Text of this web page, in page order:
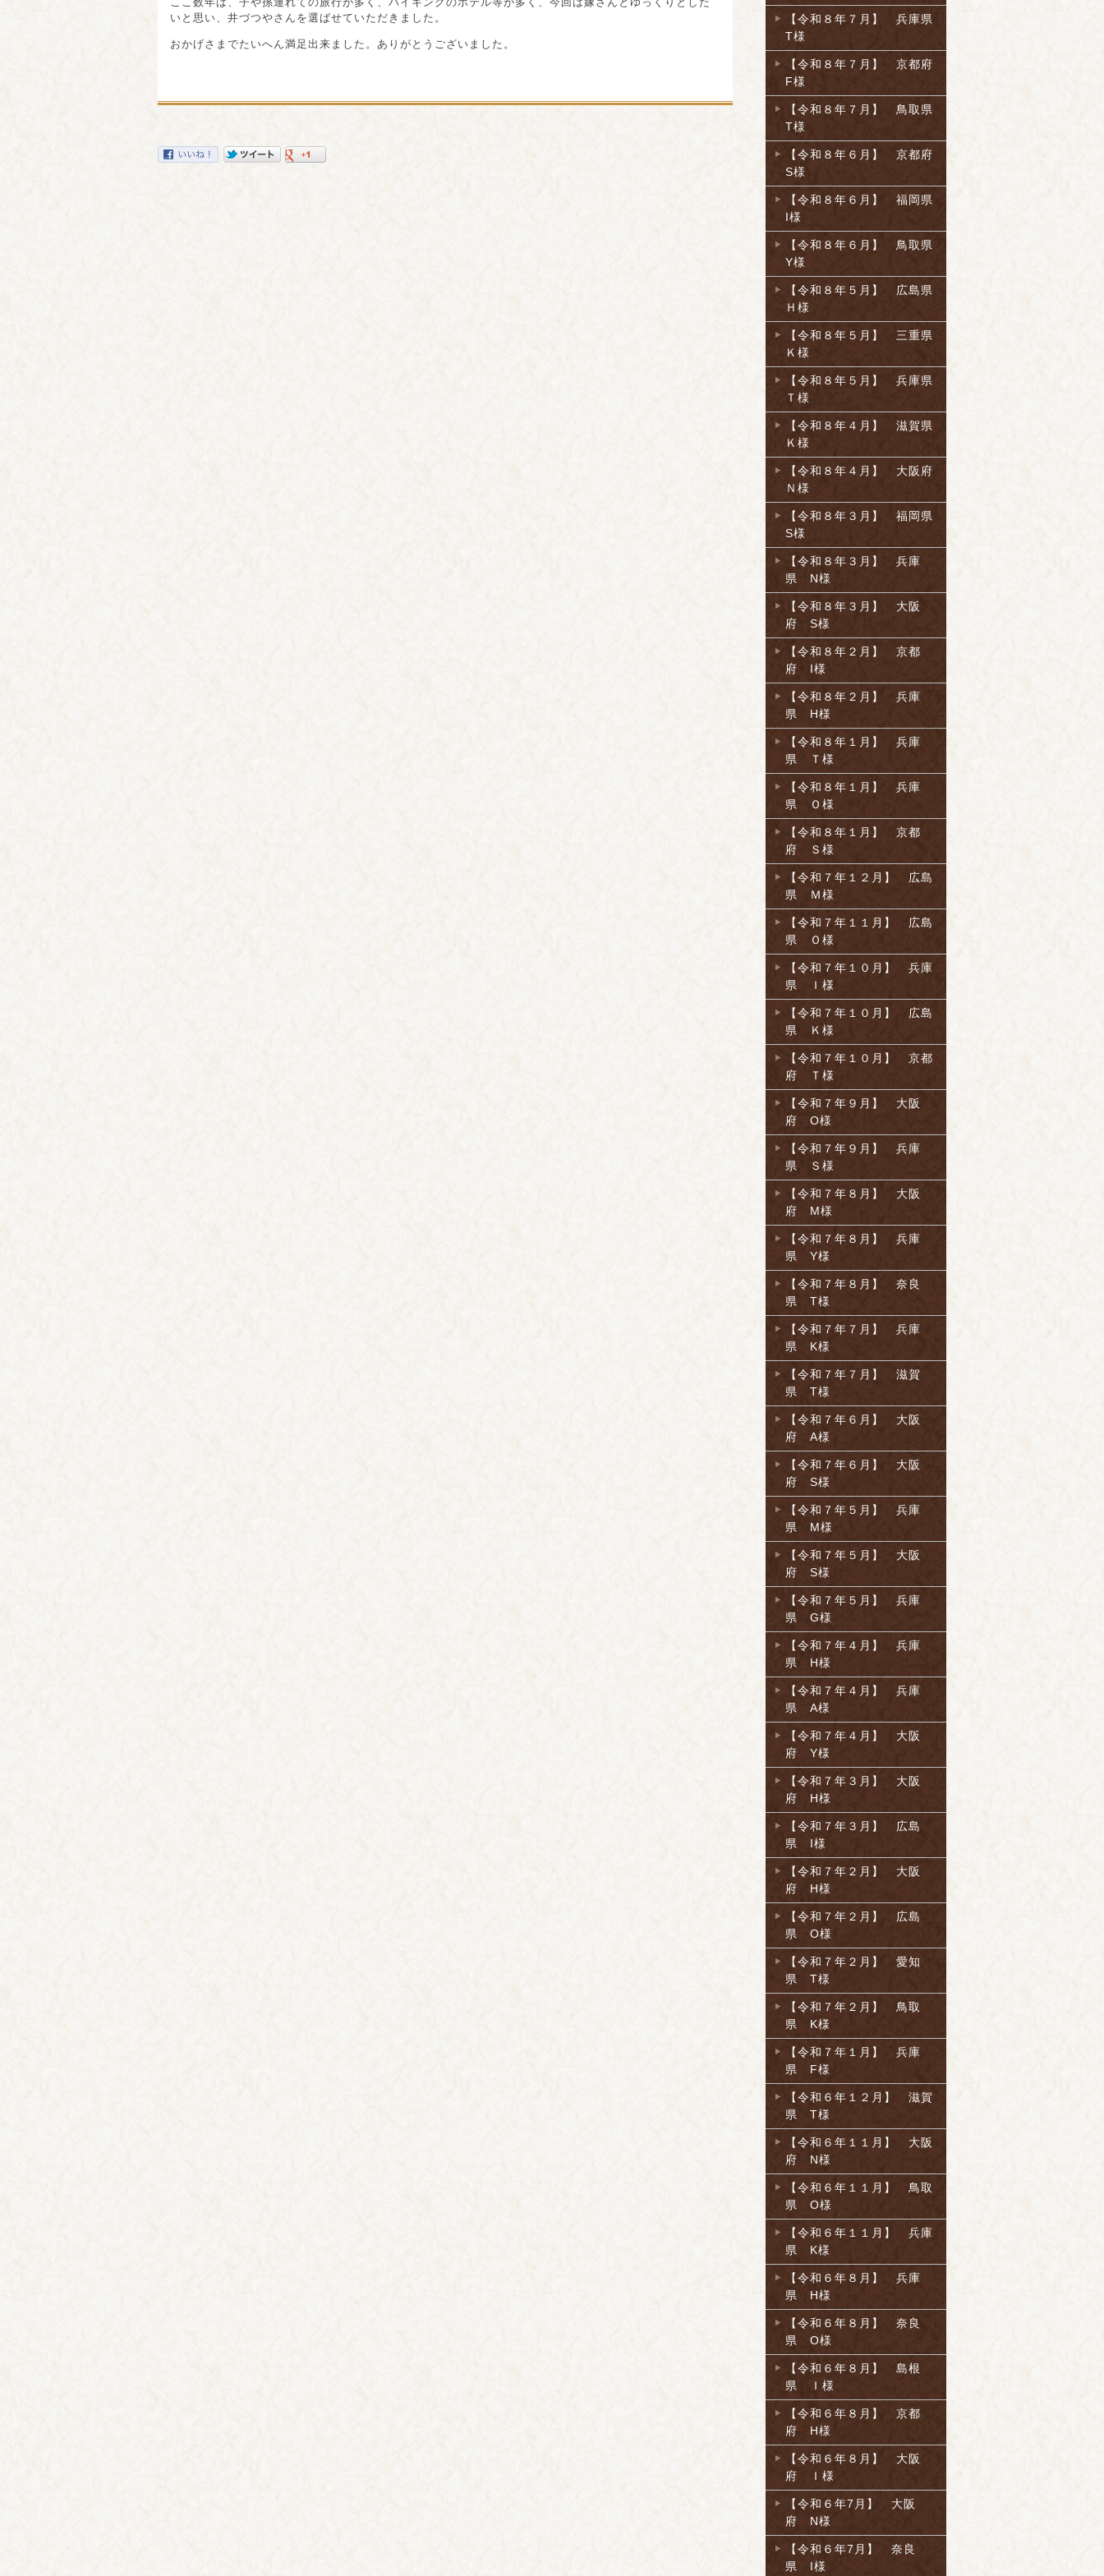
いと思い、井づつやさんを選ばせていただきました。
おかげさまでたいへん満足出来ました。ありがとうございました。
【令和８年７月】 兵庫県
T様
【令和８年７月】 京都府
F様
【令和８年７月】 鳥取県
T様
【令和８年６月】 京都府
S様
【令和８年６月】 福岡県
I様
【令和８年６月】 鳥取県
Y様
【令和８年５月】 広島県
Ｈ様
【令和８年５月】 三重県
Ｋ様
【令和８年５月】 兵庫県
Ｔ様
【令和８年４月】 滋賀県
Ｋ様
【令和８年４月】 大阪府
Ｎ様
【令和８年３月】 福岡県
S様
【令和８年３月】 兵庫
県 N様
【令和８年３月】 大阪
府 S様
【令和８年２月】 京都
府 I様
【令和８年２月】 兵庫
県 H様
【令和８年１月】 兵庫
県 Ｔ様
【令和８年１月】 兵庫
県 Ｏ様
【令和８年１月】 京都
府 Ｓ様
【令和７年１２月】 広島
県 Ｍ様
【令和７年１１月】 広島
県 Ｏ様
【令和７年１０月】 兵庫
県 Ｉ様
【令和７年１０月】 広島
県 Ｋ様
【令和７年１０月】 京都
府 Ｔ様
【令和７年９月】 大阪
府 O様
【令和７年９月】 兵庫
県 Ｓ様
【令和７年８月】 大阪
府 M様
【令和７年８月】 兵庫
県 Y様
【令和７年８月】 奈良
県 T様
【令和７年７月】 兵庫
県 K様
【令和７年７月】 滋賀
県 T様
【令和７年６月】 大阪
府 A様
【令和７年６月】 大阪
府 S様
【令和７年５月】 兵庫
県 M様
【令和７年５月】 大阪
府 S様
【令和７年５月】 兵庫
県 G様
【令和７年４月】 兵庫
県 H様
【令和７年４月】 兵庫
県 A様
【令和７年４月】 大阪
府 Y様
【令和７年３月】 大阪
府 H様
【令和７年３月】 広島
県 I様
【令和７年２月】 大阪
府 H様
【令和７年２月】 広島
県 O様
【令和７年２月】 愛知
県 T様
【令和７年２月】 鳥取
県 K様
【令和７年１月】 兵庫
県 F様
【令和６年１２月】 滋賀
県 T様
【令和６年１１月】 大阪
府 N様
【令和６年１１月】 鳥取
県 O様
【令和６年１１月】 兵庫
県 K様
【令和６年８月】 兵庫
県 H様
【令和６年８月】 奈良
県 O様
【令和６年８月】 島根
県 Ｉ様
【令和６年８月】 京都
府 H様
【令和６年８月】 大阪
府 Ｉ様
【令和６年7月】 大阪
府 N様
【令和６年7月】 奈良
県 I様